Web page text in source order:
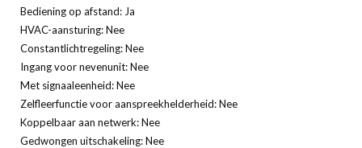
Bediening op afstand: Ja
HVAC-aansturing: Nee
Constantlichtregeling: Nee
Ingang voor nevenunit: Nee
Met signaaleenheid: Nee
Zelfleerfunctie voor aanspreekhelderheid: Nee
Koppelbaar aan netwerk: Nee
Gedwongen uitschakeling: Nee